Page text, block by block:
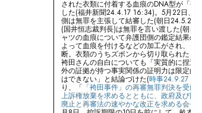
された衣類に付着する血痕のDNA型が「袴
した(福井新聞24.4.17 16:34)。5月22日、
側は無罪を主張して結審した(朝日24.5.23
(国井恒志裁判長)は無罪を言い渡した(朝日
ャツの血痕について弁護団側の鑑定結果の
よって血痕を付けるなどの加工がされ、タ
断。衣類のうちズボンから切り取られたと
袴田さんの自白についても「実質的に捏造
外の証拠が持つ事実関係の証明力は限定的
はできない」と結論づけた(時事24.9.27
り、「 「袴田事件」の再審無罪判決を受け
上訴権放棄を求めるとともに、政府及び国
廃止と再審法の速やかな改正を求める会長声